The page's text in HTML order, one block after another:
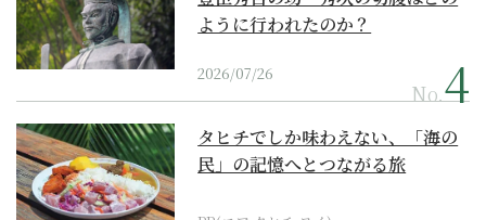
ように行われたのか？
2026/07/26
No.
タヒチでしか味わえない、「海の
民」の記憶へとつながる旅